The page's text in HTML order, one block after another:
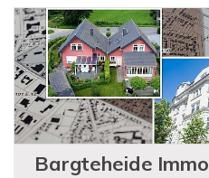
Bargteheide